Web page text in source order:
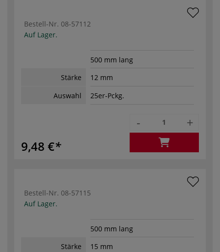
Bestell-Nr. 08-57112
Auf Lager.
500 mm lang
Stärke
12 mm
Auswahl
25er-Pckg.
9,48 €
- +
Bestell-Nr. 08-57115
Auf Lager.
500 mm lang
Stärke
15 mm